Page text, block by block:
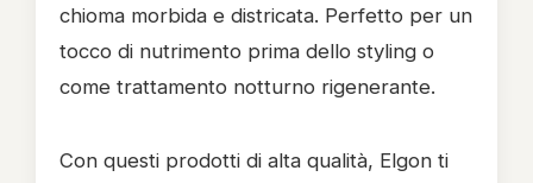
chioma morbida e districata. Perfetto per un
tocco di nutrimento prima dello styling o
come trattamento notturno rigenerante.
Con questi prodotti di alta qualità, Elgon ti